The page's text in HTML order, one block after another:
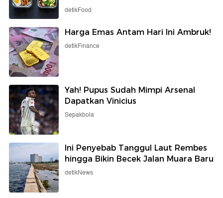
detikFood
Harga Emas Antam Hari Ini Ambruk!
detikFinance
Yah! Pupus Sudah Mimpi Arsenal
Dapatkan Vinicius
Sepakbola
Ini Penyebab Tanggul Laut Rembes
hingga Bikin Becek Jalan Muara Baru
detikNews